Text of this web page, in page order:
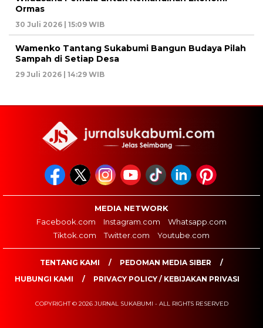
Ormas
30 Juli 2026 | 15:09 WIB
Wamenko Tantang Sukabumi Bangun Budaya Pilah
Sampah di Setiap Desa
29 Juli 2026 | 14:29 WIB
MEDIA NETWORK
Facebook.com
Instagram.com
Whatsapp.com
Tiktok.com
Twitter.com Youtube.com
TENTANG KAMI
PEDOMAN MEDIA SIBER
HUBUNGI KAMI
PRIVACY POLICY / KEBIJAKAN PRIVASI
COPYRIGHT © 2026 JURNAL SUKABUMI - ALL RIGHTS RESERVED